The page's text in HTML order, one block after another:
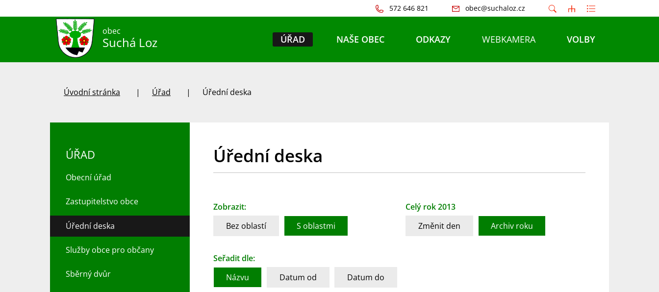
572 646 821 obec@suchaloz.cz
obec
Suchá Loz ÚŘAD NAŠE OBEC ODKAZY WEBKAMERA VOLBY
Úvodní stránka Úřad Úřední deska
Úřední deska
Zobrazit:
Bez oblastí
S oblastmi
Celý rok 2013
Změnit den
Archiv roku
Seřadit dle:
Názvu
Datum od Datum do
ÚŘAD
Obecní úřad
Zastupitelstvo obce
Úřední deska
Služby obce pro občany
Sběrný dvůr